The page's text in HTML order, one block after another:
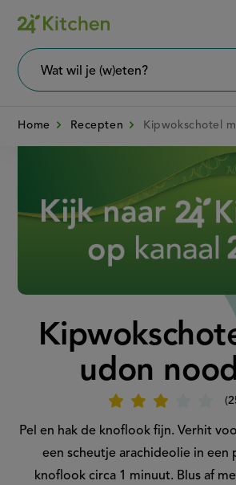
Overslaan
en
naar
wil
Home Recepten Kipwokschotel
udon
met
udon
noodles'
Pel en hak de knoflook fijn. Verhit
een scheutje arachideolie in een
knoflook circa 1 minuut. Blus af